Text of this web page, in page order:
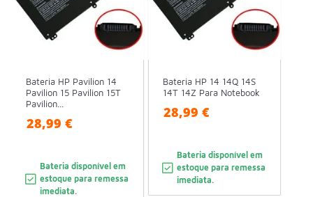
Bateria HP Pavilion 14
Pavilion 15 Pavilion 15T
Pavilion...
28,99 €
Bateria disponível em
estoque para remessa
imediata.
Bateria HP 14 14Q 14S
14T 14Z Para Notebook
28,99 €
Bateria disponível em
estoque para remessa
imediata.